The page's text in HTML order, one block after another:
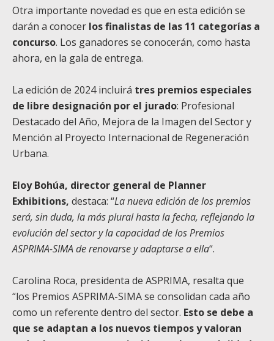
Otra importante novedad es que en esta edición se
darán a conocer los finalistas de las 11 categorías a
concurso. Los ganadores se conocerán, como hasta
ahora, en la gala de entrega.
La edición de 2024 incluirá tres premios especiales
de libre designación por el jurado: Profesional
Destacado del Año, Mejora de la Imagen del Sector y
Mención al Proyecto Internacional de Regeneración
Urbana.
Eloy Bohúa, director general de Planner
Exhibitions, destaca: “La nueva edición de los premios
será, sin duda, la más plural hasta la fecha, reflejando la
evolución del sector y la capacidad de los Premios
ASPRIMA-SIMA de renovarse y adaptarse a ella“.
Carolina Roca, presidenta de ASPRIMA, resalta que
“los Premios ASPRIMA-SIMA se consolidan cada año
como un referente dentro del sector. Esto se debe a
que se adaptan a los nuevos tiempos y valoran